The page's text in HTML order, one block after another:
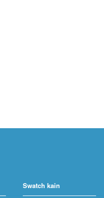
Swatch kain